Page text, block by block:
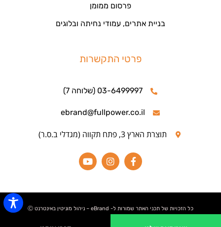
פרסום ממומן
בניית אתרים, עמודי נחיתה ובלוגים
פרטי התקשרות
03-6499997 (שלוחה 7)
ebrand@fullpower.co.il
תוצרת הארץ 3, פתח תקווה (מגדלי ב.ס.ר)
כל הזכויות של תכני האתר שמורות ל- eBrand – ניהול מוניטין באינטרנט Ⓒ